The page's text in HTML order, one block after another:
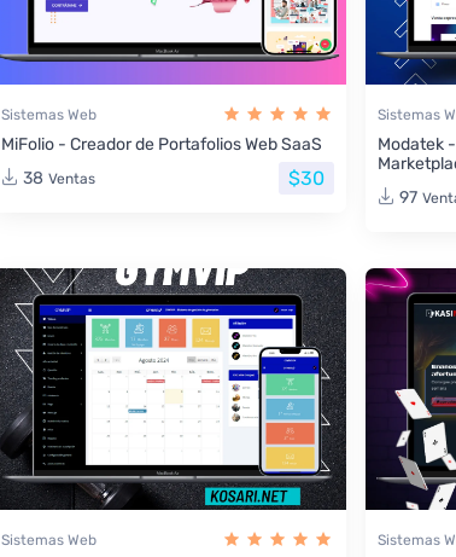
Sistemas Web
MiFolio - Creador de Portafolios Web SaaS
38 Ventas $30
Sistemas
Modatek
97
Sistemas Web Sistemas